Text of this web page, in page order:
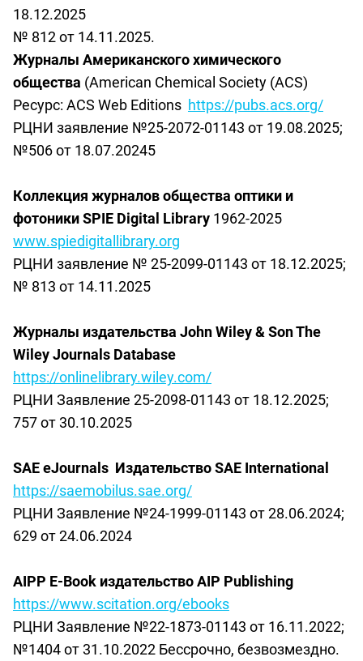
18.12.2025
№ 812 от 14.11.2025.
Журналы Американского химического
общества (American Chemical Society (ACS)
Ресурс: ACS Web Editions https://pubs.acs.org/
РЦНИ заявление №25-2072-01143 от 19.08.2025;
№506 от 18.07.20245
Коллекция журналов общества оптики и
фотоники SPIE Digital Library 1962-2025
www.spiedigitallibrary.org
РЦНИ заявление № 25-2099-01143 от 18.12.2025;
№ 813 от 14.11.2025
Журналы издательства John Wiley & Son The
Wiley Journals Database
https://onlinelibrary.wiley.com/
РЦНИ Заявление 25-2098-01143 от 18.12.2025;
757 от 30.10.2025
SAE eJournals ИздательствоSAE International
https://saemobilus.sae.org/
РЦНИ Заявление №24-1999-01143 от 28.06.2024;
629 от 24.06.2024
AIPP E-Book издательствоAIP Publishing
https://www.scitation.org/ebooks
РЦНИ Заявление №22-1873-01143 от 16.11.2022;
№1404 от 31.10.2022 Бессрочно, безвозмездно.